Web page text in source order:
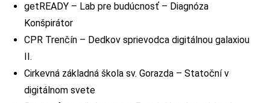
getREADY – Lab pre budúcnosť – Diagnóza
Konšpirátor
CPR Trenčín – Dedkov sprievodca digitálnou galaxiou
II.
Cirkevná základná škola sv. Gorazda – Statoční v
digitálnom svete